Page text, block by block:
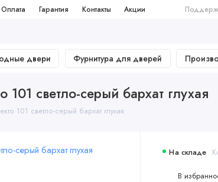
Оплата Гарантия Контакты Акции
двери Фурнитура для дверей
светло-серый бархат глухая
101 светло-серый бархат глухая
На складе
В